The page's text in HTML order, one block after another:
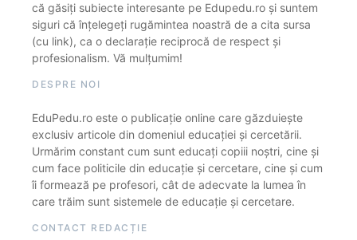
că găsiți subiecte interesante pe Edupedu.ro și suntem
siguri că înțelegeți rugămintea noastră de a cita sursa
(cu link), ca o declarație reciprocă de respect și
profesionalism. Vă mulțumim!
DESPRE NOI
EduPedu.ro este o publicație online care găzduiește
exclusiv articole din domeniul educației și cercetării.
Urmărim constant cum sunt educați copiii noștri, cine și
cum face politicile din educație și cercetare, cine și cum
îi formează pe profesori, cât de adecvate la lumea în
care trăim sunt sistemele de educație și cercetare.
CONTACT REDACȚIE